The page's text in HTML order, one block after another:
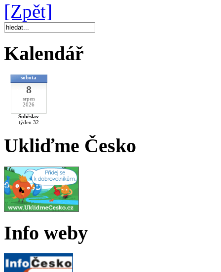
[Zpět]
Kalendář
sobota
8
srpen
2026
Soběslav
týden 32
Ukliďme Česko
Info weby